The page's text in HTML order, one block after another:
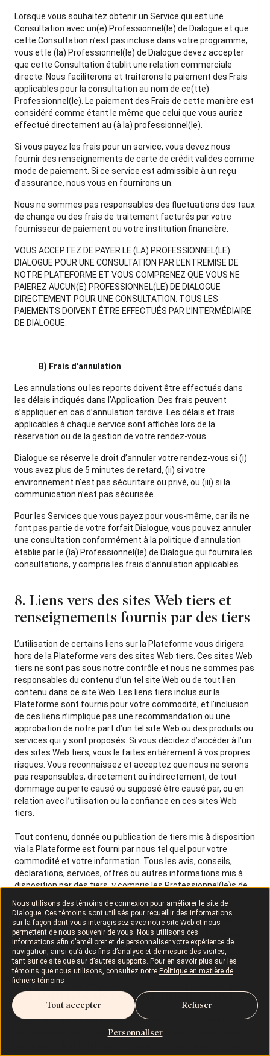
Nous utilisons des témoins de connexion pour améliorer le site de
Dialogue. Ces témoins sont utilisés pour recueillir des informations
sur la façon dont vous interagissez avec notre site Web et nous
permettent de nous souvenir de vous. Nous utilisons ces
informations afin d’améliorer et de personnaliser votre expérience de
navigation, ainsi qu’à des fins d’analyse et de mesure des visites,
tant sur ce site que sur d’autres supports. Pour en savoir plus sur les
témoins que nous utilisons, consultez notre Politique en matière de
fichiers témoins
Personnaliser
Tout accepter Refuser
Lorsque vous souhaitez obtenir un Service qui est une
Consultation avec un(e) Professionnel(le) de Dialogue et que
cette Consultation n’est pas incluse dans votre programme,
vous et le (la) Professionnel(le) de Dialogue devez accepter
que cette Consultation établit une relation commerciale
directe. Nous faciliterons et traiterons le paiement des Frais
applicables pour la consultation au nom de ce(tte)
Professionnel(le). Le paiement des Frais de cette manière est
considéré comme étant le même que celui que vous auriez
effectué directement au (à la) professionnel(le).
Si vous payez les frais pour un service, vous devez nous
fournir des renseignements de carte de crédit valides comme
mode de paiement. Si ce service est admissible à un reçu
d’assurance, nous vous en fournirons un.
Nous ne sommes pas responsables des fluctuations des taux
de change ou des frais de traitement facturés par votre
fournisseur de paiement ou votre institution financière.
VOUS ACCEPTEZ DE PAYER LE (LA) PROFESSIONNEL(LE)
DIALOGUE POUR UNE CONSULTATION PAR L’ENTREMISE DE
NOTRE PLATEFORME ET VOUS COMPRENEZ QUE VOUS NE
PAIEREZ AUCUN(E) PROFESSIONNEL(LE) DE DIALOGUE
DIRECTEMENT POUR UNE CONSULTATION. TOUS LES
PAIEMENTS DOIVENT ÊTRE EFFECTUÉS PAR L’INTERMÉDIAIRE
DE DIALOGUE.
B) Frais d'annulation
Les annulations ou les reports doivent être effectués dans
les délais indiqués dans l’Application. Des frais peuvent
s’appliquer en cas d’annulation tardive. Les délais et frais
applicables à chaque service sont affichés lors de la
réservation ou de la gestion de votre rendez-vous.
Dialogue se réserve le droit d’annuler votre rendez-vous si (i)
vous avez plus de 5 minutes de retard, (ii) si votre
environnement n’est pas sécuritaire ou privé, ou (iii) si la
communication n’est pas sécurisée.
Pour les Services que vous payez pour vous-même, car ils ne
font pas partie de votre forfait Dialogue, vous pouvez annuler
une consultation conformément à la politique d’annulation
établie par le (la) Professionnel(le) de Dialogue qui fournira les
consultations, y compris les frais d’annulation applicables.
8. Liens vers des sites Web tiers et
renseignements fournis par des tiers
L’utilisation de certains liens sur la Plateforme vous dirigera
hors de la Plateforme vers des sites Web tiers. Ces sites Web
tiers ne sont pas sous notre contrôle et nous ne sommes pas
responsables du contenu d’un tel site Web ou de tout lien
contenu dans ce site Web. Les liens tiers inclus sur la
Plateforme sont fournis pour votre commodité, et l’inclusion
de ces liens n’implique pas une recommandation ou une
approbation de notre part d’un tel site Web ou des produits ou
services qui y sont proposés. Si vous décidez d’accéder à l’un
des sites Web tiers, vous le faites entièrement à vos propres
risques. Vous reconnaissez et acceptez que nous ne serons
pas responsables, directement ou indirectement, de tout
dommage ou perte causé ou supposé être causé par, ou en
relation avec l’utilisation ou la confiance en ces sites Web
tiers.
Tout contenu, donnée ou publication de tiers mis à disposition
via la Plateforme est fourni par nous tel quel pour votre
commodité et votre information. Tous les avis, conseils,
déclarations, services, offres ou autres informations mis à
disposition par des tiers, y compris les Professionnel(le)s de
Utilisateur(-trice) de la Plateforme, sont ceux du ou des
auteur(s) ou éditeur(s) respectif(s) et non les nôtre. NOUS NE
POUVONS PAS GARANTIR OU REPRÉSENTER, EXPLICITEMENT
OU IMPLICITEMENT, QUE LES INFORMATIONS CONTENUES
DANS CES PUBLICATIONS SONT EXACTES OU COMPLÈTES.
9. Propriété des droits intellectuels
Le contenu de la Plateforme comprend, sans s’y limiter, tous
les renseignements, données – à l’exception des données